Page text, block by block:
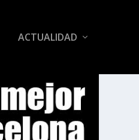
ACTUALIDAD